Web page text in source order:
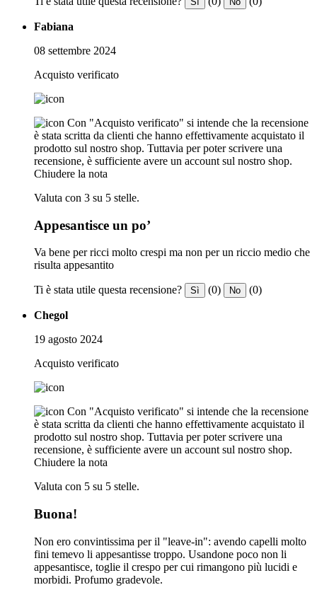
Fabiana
08 settembre 2024
Acquisto verificato
Con "Acquisto verificato" si intende che la recensione
è stata scritta da clienti che hanno effettivamente acquistato il
prodotto sul nostro shop. Tuttavia per poter scrivere una
recensione, è sufficiente avere un account sul nostro shop.
Chiudere la nota
Valuta con 3 su 5 stelle.
Appesantisce un po’
Va bene per ricci molto crespi ma non per un riccio medio che
risulta appesantito
Ti è stata utile questa recensione? Sì (0) No (0)
Chegol
19 agosto 2024
Acquisto verificato
Con "Acquisto verificato" si intende che la recensione
è stata scritta da clienti che hanno effettivamente acquistato il
prodotto sul nostro shop. Tuttavia per poter scrivere una
recensione, è sufficiente avere un account sul nostro shop.
Chiudere la nota
Valuta con 5 su 5 stelle.
Buona!
Non ero convintissima per il "leave-in": avendo capelli molto
fini temevo li appesantisse troppo. Usandone poco non li
appesantisce, toglie il crespo per cui rimangono più lucidi e
morbidi. Profumo gradevole.